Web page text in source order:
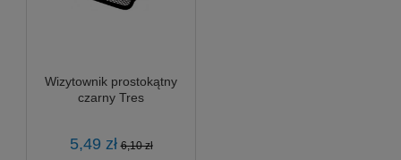
Wizytownik prostokątny
czarny Tres
5,49 zł 6,10 zł